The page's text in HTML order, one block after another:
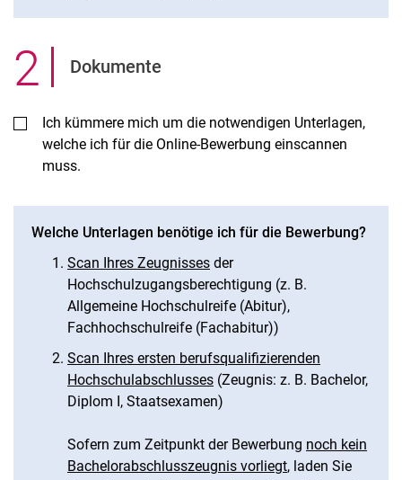
2. Dokumente
Ich kümmere mich um die notwendigen Unterlagen,
welche ich für die Online-Bewerbung einscannen
muss.
Welche Unterlagen benötige ich für die Bewerbung?
Scan Ihres Zeugnisses der
Hochschulzugangsberechtigung (z. B.
Allgemeine Hochschulreife (Abitur),
Fachhochschulreife (Fachabitur))
Scan Ihres ersten berufsqualifizierenden
Hochschulabschlusses (Zeugnis: z. B. Bachelor,
Diplom I, Staatsexamen)
Sofern zum Zeitpunkt der Bewerbung noch kein
Bachelorabschlusszeugnis vorliegt, laden Sie